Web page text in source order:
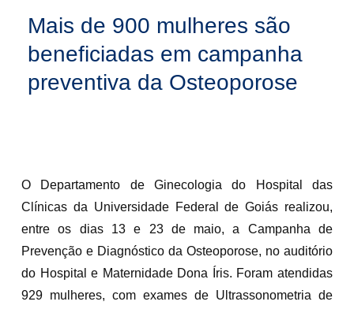
Mais de 900 mulheres são
beneficiadas em campanha
preventiva da Osteoporose
O Departamento de Ginecologia do Hospital das
Clínicas da Universidade Federal de Goiás realizou,
entre os dias 13 e 23 de maio, a Campanha de
Prevenção e Diagnóstico da Osteoporose, no auditório
do Hospital e Maternidade Dona Íris. Foram atendidas
929 mulheres, com exames de Ultrassonometria de